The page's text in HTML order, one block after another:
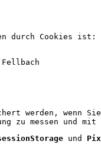
durch Cookies ist:
werden, wenn
zu messen und
und